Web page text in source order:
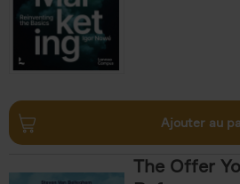
Ajouter au
The Offer